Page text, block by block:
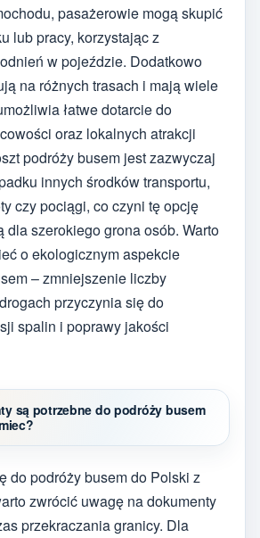
pasażerowie mogą skupić
lub pracy, korzystając z
w pojeździe. Dodatkowo
na różnych trasach i mają wiele
łatwe dotarcie do
oraz lokalnych atrakcji
podróży busem jest zazwyczaj
innych środków transportu,
czy pociągi, co czyni tę opcję
dla szerokiego grona osób. Warto
o ekologicznym aspekcie
– zmniejszenie liczby
przyczynia się do
spalin i poprawy jakości
są potrzebne do podróży busem
do podróży busem do Polski z
zwrócić uwagę na dokumenty
przekraczania granicy. Dla